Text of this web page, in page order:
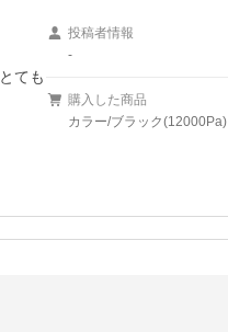
ても
投稿者情報
-
購入した商品
カラー/ブラック(12000Pa)